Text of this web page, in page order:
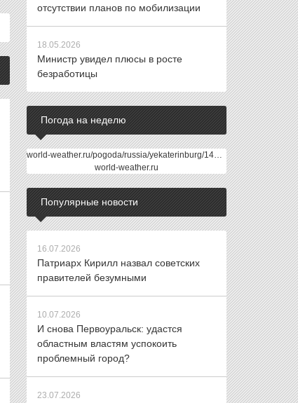
отсутствии планов по мобилизации
18.05.2026
Министр увидел плюсы в росте
безработицы
Погода на неделю
world-weather.ru/pogoda/russia/yekaterinburg/14days/
world-weather.ru
Популярные новости
16.07.2026
Патриарх Кирилл назвал советских
правителей безумными
10.07.2026
И снова Первоуральск: удастся
областным властям успокоить
проблемный город?
23.07.2026